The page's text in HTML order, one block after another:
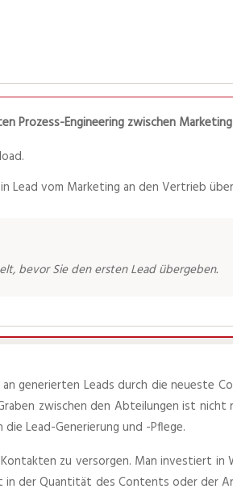
Prozess-Engineering zwischen
Lead vom Marketing an den Vertrieb
bevor Sie den ersten Lead übergeben.
generierten Leads durch die neueste
zwischen den Abteilungen ist
Lead-Generierung und -Pflege.
zu versorgen. Man investiert
in der Quantität des Contents oder der